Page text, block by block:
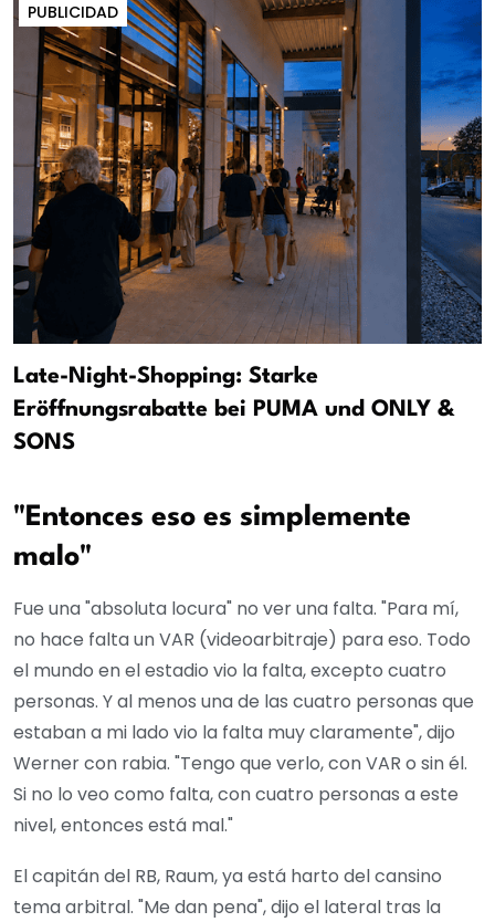
PUBLICIDAD
Late-Night-Shopping: Starke
Eröffnungsrabatte bei PUMA und ONLY &
SONS
"Entonces eso es simplemente
malo"
Fue una "absoluta locura" no ver una falta. "Para mí,
no hace falta un VAR (videoarbitraje) para eso. Todo
el mundo en el estadio vio la falta, excepto cuatro
personas. Y al menos una de las cuatro personas que
estaban a mi lado vio la falta muy claramente", dijo
Werner con rabia. "Tengo que verlo, con VAR o sin él.
Si no lo veo como falta, con cuatro personas a este
nivel, entonces está mal."
El capitán del RB, Raum, ya está harto del cansino
tema arbitral. "Me dan pena", dijo el lateral tras la